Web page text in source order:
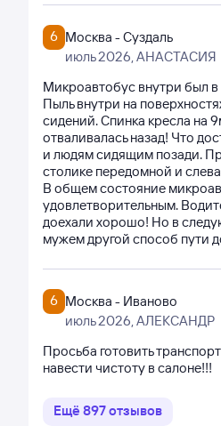
6 Москва - Суздаль
июль 2026, АНАСТАСИЯ
Микроавтобус внутри был
Пыль внутри на
сидений. Спинка кресла на
отваливалась назад! Что
и людям сидящим позади.
столике передомной и
В общем состояние
удовлетворительным.
доехали хорошо! Но в
мужем другой способ пути
6 Москва - Иваново
июль 2026, АЛЕКСАНДР
Просьба готовить
навести чистоту в салоне!!!
Ещё 897отзывов